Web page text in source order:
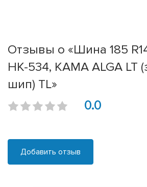
Отзывы о «Шина 185
HK-534, KAMA ALGA LT
шип) TL»
0.0
Добавить отзыв